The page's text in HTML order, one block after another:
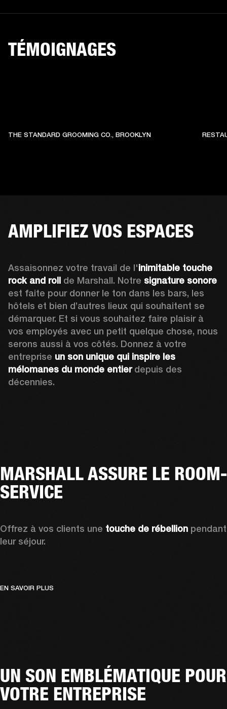
TÉMOIGNAGES
THE STANDARD GROOMING CO., BROOKLYN
AMPLIFIEZ VOS ESPACES
Assaisonnez votre travail de l'inimitable touche
rock and roll de Marshall. Notre signature sonore
est faite pour donner le ton dans les bars, les
hôtels et bien d’autres lieux qui souhaitent se
démarquer. Et si vous souhaitez faire plaisir à
vos employés avec un petit quelque chose, nous
serons aussi à vos côtés. Donnez à votre
entreprise un son unique qui inspire les
mélomanes du monde entier depuis des
décennies.
MARSHALL ASSURE LE ROOM-
SERVICE
Offrez à vos clients une touche de rébellion pendant
leur séjour.
EN SAVOIR PLUS
UN SON EMBLÉMATIQUE POUR
VOTRE ENTREPRISE